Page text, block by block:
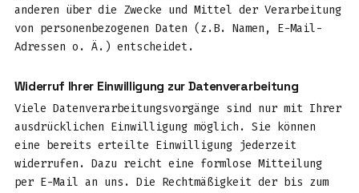
anderen über die Zwecke und Mittel der Verarbeitung
von personenbezogenen Daten (z.B. Namen, E-Mail-
Adressen o. Ä.) entscheidet.
Widerruf Ihrer Einwilligung zur Datenverarbeitung
Viele Datenverarbeitungsvorgänge sind nur mit Ihrer
ausdrücklichen Einwilligung möglich. Sie können
eine bereits erteilte Einwilligung jederzeit
widerrufen. Dazu reicht eine formlose Mitteilung
per E-Mail an uns. Die Rechtmäßigkeit der bis zum